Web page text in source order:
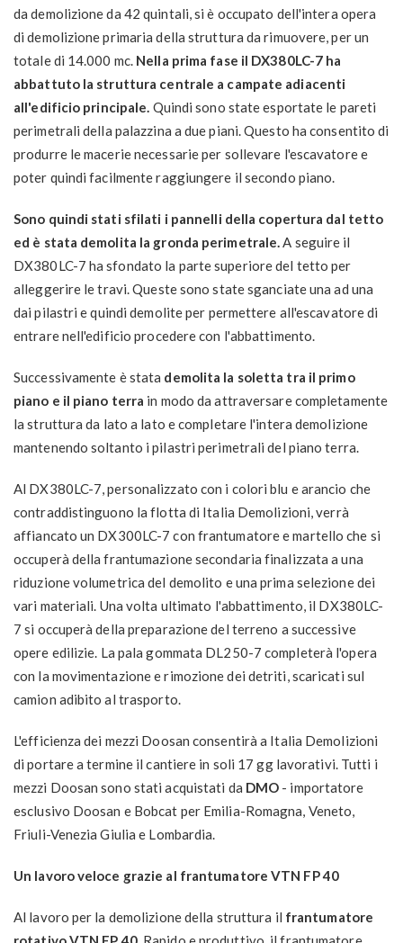
da demolizione da 42 quintali, si è occupato dell'intera opera
di demolizione primaria della struttura da rimuovere, per un
totale di 14.000 mc. Nella prima fase il DX380LC-7 ha
abbattuto la struttura centrale a campate adiacenti
all'edificio principale. Quindi sono state esportate le pareti
perimetrali della palazzina a due piani. Questo ha consentito di
produrre le macerie necessarie per sollevare l'escavatore e
poter quindi facilmente raggiungere il secondo piano.
Sono quindi stati sfilati i pannelli della copertura dal tetto
ed è stata demolita la gronda perimetrale. A seguire il
DX380LC-7 ha sfondato la parte superiore del tetto per
alleggerire le travi. Queste sono state sganciate una ad una
dai pilastri e quindi demolite per permettere all'escavatore di
entrare nell'edificio procedere con l'abbattimento.
Successivamente è stata demolita la soletta tra il primo
piano e il piano terra in modo da attraversare completamente
la struttura da lato a lato e completare l'intera demolizione
mantenendo soltanto i pilastri perimetrali del piano terra.
Al DX380LC-7, personalizzato con i colori blu e arancio che
contraddistinguono la flotta di Italia Demolizioni, verrà
affiancato un DX300LC-7 con frantumatore e martello che si
occuperà della frantumazione secondaria finalizzata a una
riduzione volumetrica del demolito e una prima selezione dei
vari materiali. Una volta ultimato l'abbattimento, il DX380LC-
7 si occuperà della preparazione del terreno a successive
opere edilizie. La pala gommata DL250-7 completerà l'opera
con la movimentazione e rimozione dei detriti, scaricati sul
camion adibito al trasporto.
L'efficienza dei mezzi Doosan consentirà a Italia Demolizioni
di portare a termine il cantiere in soli 17 gg lavorativi. Tutti i
mezzi Doosan sono stati acquistati da DMO - importatore
esclusivo Doosan e Bobcat per Emilia-Romagna, Veneto,
Friuli-Venezia Giulia e Lombardia.
Un lavoro veloce grazie al frantumatore VTN FP 40
Al lavoro per la demolizione della struttura il frantumatore